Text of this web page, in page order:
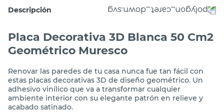
Descripción
Placa Decorativa 3D Blanca 50 Cm2
Geométrico Muresco
Renovar las paredes de tu casa nunca fue tan fácil con
estas placas decorativas 3D de diseño geométrico. Un
adhesivo vinílico que va a transformar cualquier
ambiente interior con su elegante patrón en relieve y
acabado satinado.